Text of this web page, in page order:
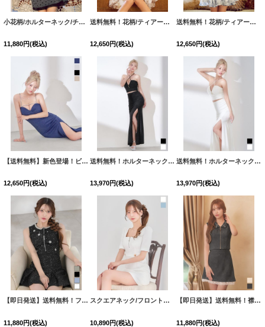
小花柄/ホルターネック/チュール/背中見せ/フレアスカート/ミニドレス/キャバドレス【XS-Mサイズ/2カラー】[OF01]【SB】dzjgBF
11,880円(税込)
送料無料！花柄/ティアード/フリル/キャミソール/シフォン/ミニドレス/キャバドレス【XS-Mサイズ/2カラー】[OF01]【SB】dzjvBF【予約商品/8月下旬発送予定】
12,650円(税込)
送料無料！花柄/ティアード/フリル/キャミソール/シフォン/ミニドレス/キャバドレス【XS-Mサイズ/2カラー】[OF01]【SB】dzjvBF【予約商品/8月下旬発送予定】
12,650円(税込)
【送料無料】新色登場！ビジュー/キャミソール/ラメ生地/サイドスリット/ロングドレス/キャバドレス【XS-Lサイズ/4カラー】[OF03] 【YN】dzj【一部予約商品/9月上旬発送予定】
12,650円(税込)
送料無料！ホルターネック/ラメ生地/クリンクル素材/フロントジップ/セットアップ/サイドスリット/ロングドレス/キャバドレス【XS-Mサイズ/2カラー】[OF03]【YN】dzcv
13,970円(税込)
送料無料！ホルターネック/ラメ生地/クリンクル素材/フロントジップ/セットアップ/サイドスリット/ロングドレス/キャバドレス【XS-Mサイズ/2カラー】[OF03]【YN】dzcv
13,970円(税込)
【即日発送】送料無料！フロントジップ/ノースリーブ/フラワースパンコール/ビジュー/ツイード/プリーツ/Aライン/ミニドレス/キャバドレス【XS-XLサイズ/4カラー】[OF01] 【SB】dzwvBF
11,880円(税込)
スクエアネック/フロントジップ/Aライン/ワッフル/パフスリーブ/ミニドレス/キャバドレス【XS-XLサイズ/2カラー】[OF01] 【SB】dzcu
10,890円(税込)
【即日発送】送料無料！襟付き/フロントジップ/ビジュー/レース/セットアップ/2ピース/ノースリーブ/Aライン/ミニドレス/キャバドレス【XS-Lサイズ/2カラー】[OF01]【SB】dzjvSK
11,880円(税込)